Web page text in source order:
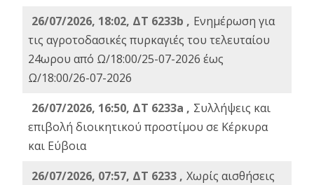
26/07/2026, 18:02, ΔΤ 6233b , Ενημέρωση για
τις αγροτοδασικές πυρκαγιές του τελευταίου
24ωρου από Ω/18:00/25-07-2026 έως
Ω/18:00/26-07-2026
26/07/2026, 16:50, ΔΤ 6233a , Συλλήψεις και
επιβολή διοικητικού προστίμου σε Κέρκυρα
και Εύβοια
26/07/2026, 07:57, ΔΤ 6233 , Χωρίς αισθήσεις